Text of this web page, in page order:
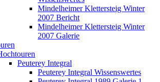
Mindelheimer Klettersteig Winter
2007 Bericht
Mindelheimer Klettersteig Winter
2007 Galerie
Peuterey Integral
Peuterey Integral Wissenswertes